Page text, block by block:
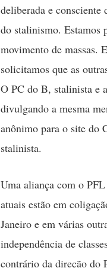
deliberada e
do stalinismo. Estamos
movimento de massas.
solicitamos que as
O PC do B, stalinista e
divulgando a mesma
anônimo para o site do
stalinista.
Uma aliança com o
atuais estão em
Janeiro e em várias
independência de
contrário da direção do